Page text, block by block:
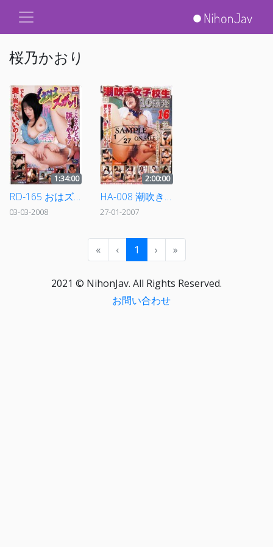
桜乃かおり
1:34:00
RD-165 おはズボッ！こんなのひどい…訴えてやる！ 何を言われようがシタイんですスペシャル
03-03-2008
2:00:00
HA-008 潮吹き女子校生10連発 16
27-01-2007
« ‹ 1 › »
2021 © NihonJav. All Rights Reserved.
お問い合わせ